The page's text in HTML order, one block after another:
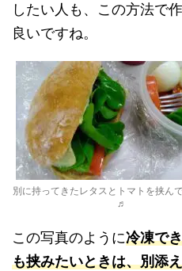
したい人も、この方法で
良いですね。
別に持ってきたレタスとトマトを挟ん
♬
この写真のように冷凍で
も挟みたいときは、別添